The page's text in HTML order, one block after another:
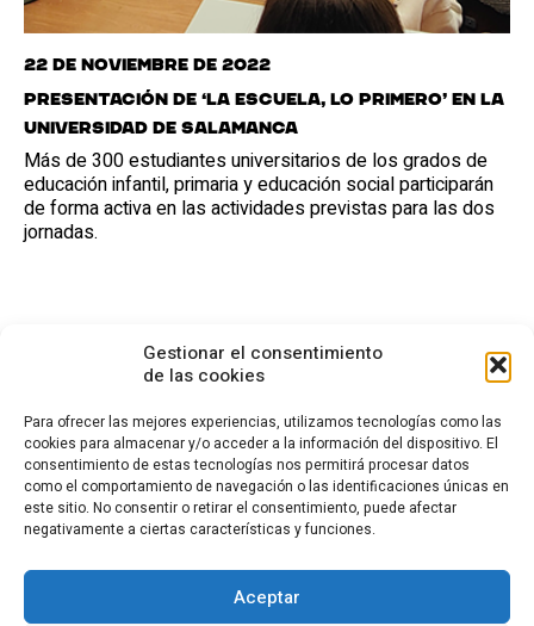
Gestionar el consentimiento
de las cookies
Para ofrecer las mejores experiencias, utilizamos tecnologías como las
cookies para almacenar y/o acceder a la información del dispositivo. El
consentimiento de estas tecnologías nos permitirá procesar datos
como el comportamiento de navegación o las identificaciones únicas en
este sitio. No consentir o retirar el consentimiento, puede afectar
negativamente a ciertas características y funciones.
Aceptar
22 de noviembre de 2022
Presentación de ‘La escuela, lo primero’ en la
Universidad de Salamanca
Más de 300 estudiantes universitarios de los grados de
educación infantil, primaria y educación social participarán
de forma activa en las actividades previstas para las dos
jornadas.
CONTACTO
Calle Cea Bermúdez, 3
28003 - Madrid. España
fundacion.cotec@cotec.es
POLÍTICA DE PRIVACIDAD